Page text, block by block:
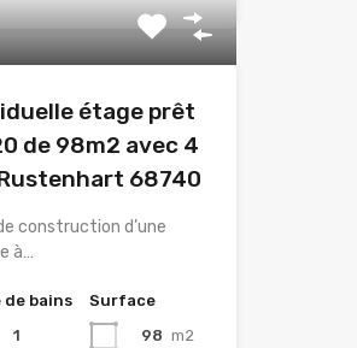
étage prêt
de 98m2 avec 4
68740
construction d’une
à…
de bains
1
Surface
98 m2